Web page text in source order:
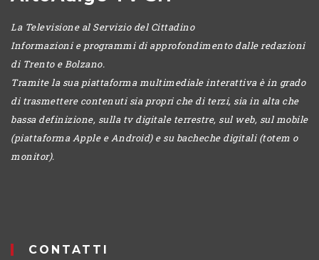
La Televisione al Servizio del Cittadino
Informazioni e programmi di approfondimento dalle redazioni
di Trento e Bolzano.
Tramite la sua piattaforma multimediale interattiva è in grado
di trasmettere contenuti sia propri che di terzi, sia in alta che
bassa definizione, sulla tv digitale terrestre, sul web, sul mobile
(piattaforma Apple e Android) e su bacheche digitali (totem o
monitor).
CONTATTI